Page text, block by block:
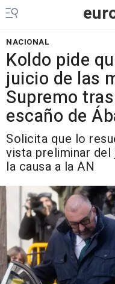
NACIONAL
Koldo pide
juicio de las
Supremo
escaño de
Solicita que lo
vista preliminar
la causa a la AN